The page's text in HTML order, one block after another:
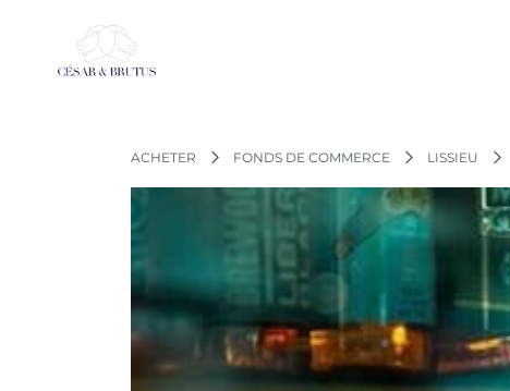
contenu
ACHETER FONDS DE COMMERCE LISSIEU